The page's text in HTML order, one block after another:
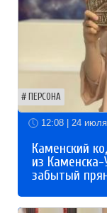
ПЕРСОНА
12:08 | 24 июля
Каменский
из
забытый